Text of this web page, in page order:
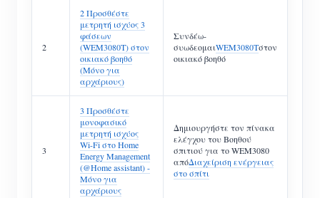
2
2 Προσθέστε
μετρητή ισχύος 3
φάσεων
(WEM3080T) στον
οικιακό βοηθό
(Μόνο για
αρχάριους)
Συνδέω-
συωδεομαιWEM3080Tστον
οικιακό βοηθό
3
3 Προσθέστε
μονοφασικό
μετρητή ισχύος
Wi-Fi στο Home
Energy Management
(@Home assistant) -
Μόνο για
αρχάριους
Δημιουργήστε τον πίνακα
ελέγχου του Βοηθού
σπιτιού για το WEM3080
απόΔιαχείριση ενέργειας
στο σπίτι